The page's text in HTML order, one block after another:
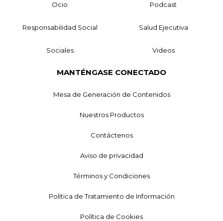
Ocio Podcast
Responsabilidad Social Salud Ejecutiva
Sociales Videos
MANTÉNGASE CONECTADO
Mesa de Generación de Contenidos
Nuestros Productos
Contáctenos
Aviso de privacidad
Términos y Condiciones
Política de Tratamiento de Información
Política de Cookies